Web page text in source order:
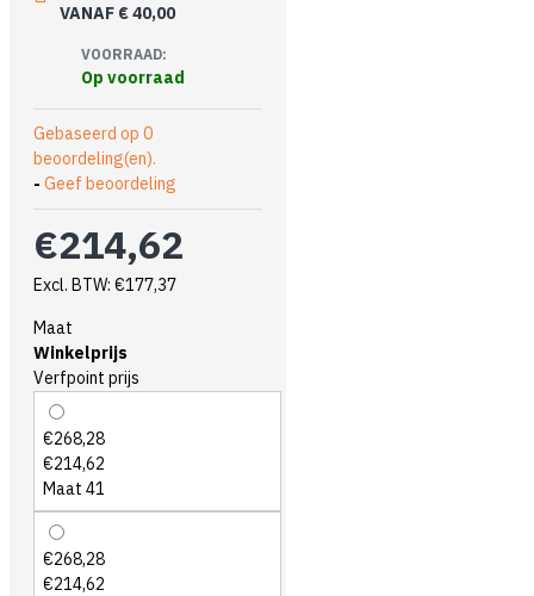
VANAF € 40,00
VOORRAAD:
Op voorraad
Gebaseerd op 0
beoordeling(en).
- Geef beoordeling
€214,62
Excl. BTW: €177,37
Maat
Winkelprijs
Verfpoint prijs
€268,28
€214,62
Maat 41
€268,28
€214,62